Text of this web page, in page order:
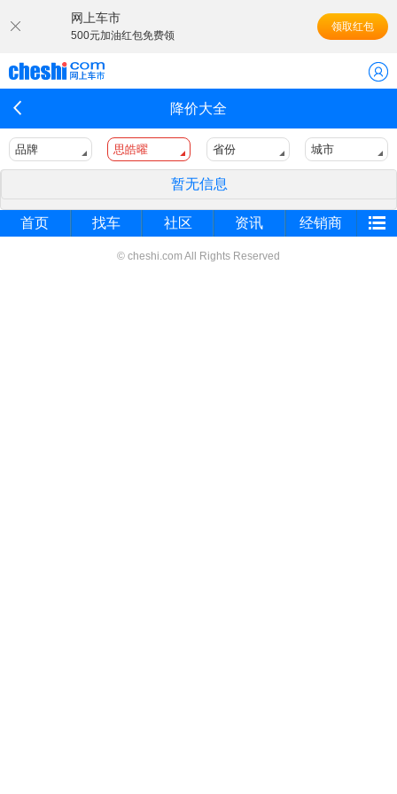
网上车市
500元加油红包免费领
领取红包
降价大全
品牌 思皓曜 省份 城市
暂无信息
首页 找车 社区 资讯 经销商
© cheshi.com All Rights Reserved